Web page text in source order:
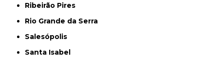
Ribeirão Pires
Rio Grande da Serra
Salesópolis
Santa Isabel